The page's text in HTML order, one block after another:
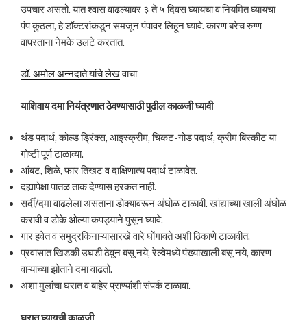
उपचार असतो. यात श्वास वाढल्यावर ३ ते ५ दिवस घ्यायचा व नियमित घ्यायचा
पंप कुठला, हे डॉक्टरांकडून समजून पंपावर लिहून घ्यावे. कारण बरेच रुग्ण
वापरताना नेमके उलटे करतात.
डॉ. अमोल अन्नदाते यांचे लेखवाचा
याशिवाय दमा नियंत्रणात ठेवण्यासाठी पुढील काळजी घ्यावी
थंड पदार्थ, कोल्ड ड्रिंक्स, आइस्क्रीम, चिकट-गोड पदार्थ, क्रीम बिस्कीट या
गोष्टी पूर्ण टाळाव्या.
आंबट, शिळे, फार तिखट व दाक्षिणात्य पदार्थ टाळावेत.
दह्यापेक्षा पातळ ताक देण्यास हरकत नाही.
सर्दी/दमा वाढलेला असताना डोक्यावरून अंघोळ टाळावी. खांद्याच्या खाली अंघोळ
करावी व डोके ओल्या कपड्याने पुसून घ्यावे.
गार हवेत व समुद्रकिनाऱ्यासारखे वारे घोंगावते अशी ठिकाणे टाळावीत.
प्रवासात खिडकी उघडी ठेवून बसू नये, रेल्वेमध्ये पंख्याखाली बसू नये, कारण
वाऱ्याच्या झोताने दमा वाढतो.
अशा मुलांचा घरात व बाहेर प्राण्यांशी संपर्क टाळावा.